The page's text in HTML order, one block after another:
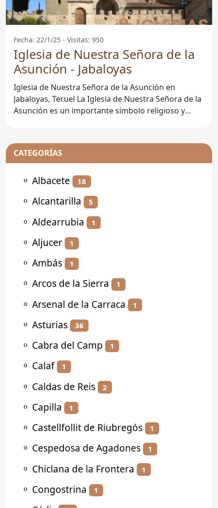
Fecha: 22/1/25 - Visitas: 950
Iglesia de Nuestra Señora de la
Asunción - Jabaloyas
Iglesia de Nuestra Señora de la Asunción en
Jabaloyas, Teruel La Iglesia de Nuestra Señora de la
Asunción es un importante símbolo religioso y
CATEGORÍAS
⚬ Albacete 18
⚬ Alcantarilla 5
⚬ Aldearrubia 1
⚬ Aljucer 1
⚬ Ambás 1
⚬ Arcos de la Sierra 1
⚬ Arsenal de la Carraca 1
⚬ Asturias 36
⚬ Cabra del Camp 1
⚬ Calaf 1
⚬ Caldas de Reis 2
⚬ Capilla 1
⚬ Castellfollit de Riubregós 1
⚬ Cespedosa de Agadones 1
⚬ Chiclana de la Frontera 1
⚬ Congostrina 1